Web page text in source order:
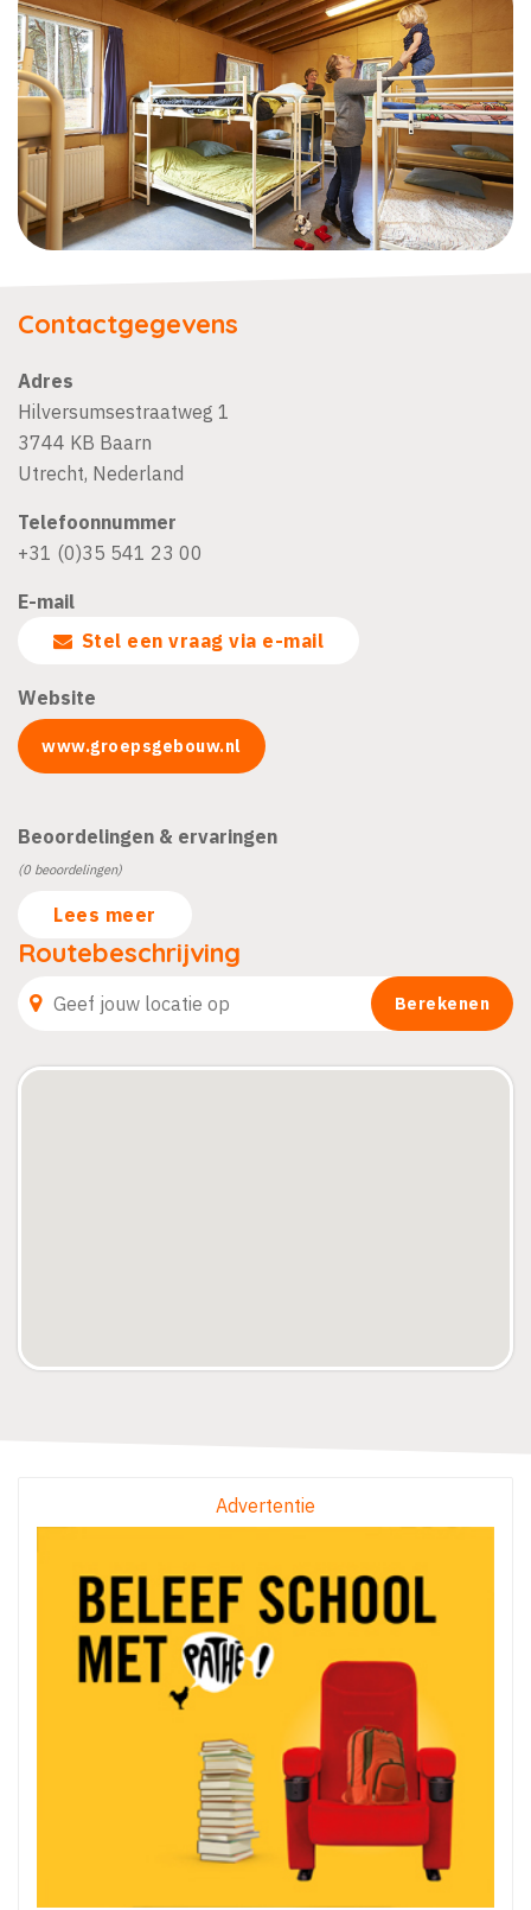
Contactgegevens
Adres
Hilversumsestraatweg 1
3744 KB Baarn
Utrecht, Nederland
Telefoonnummer
+31 (0)35 541 23 00
E-mail
Stel een vraag via e-mail
Website
www.groepsgebouw.nl
Beoordelingen & ervaringen
(0 beoordelingen)
Lees meer
Routebeschrijving
Advertentie